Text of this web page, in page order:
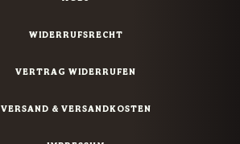
WIDERRUFSRECHT
VERTRAG WIDERRUFEN
VERSAND & VERSANDKOSTEN